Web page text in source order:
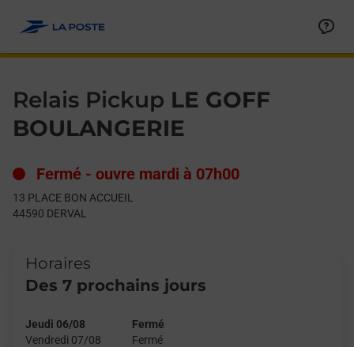
Relais Pickup LE GOFF
BOULANGERIE
Fermé - ouvre mardi à 07h00
13 PLACE BON ACCUEIL
44590 DERVAL
Horaires
Des 7 prochains jours
Jeudi 06/08
Fermé
Vendredi 07/08
Fermé